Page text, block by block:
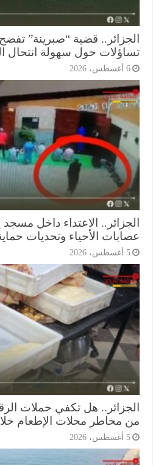
قضية “صبرينة” تفضح
حول سهولة انتحال
الاعتداء داخل مسجد
الأحياء وتحديات حماية دور
هل تكفي حملات الرقابة
مخاطر محلات الإطعام خلال